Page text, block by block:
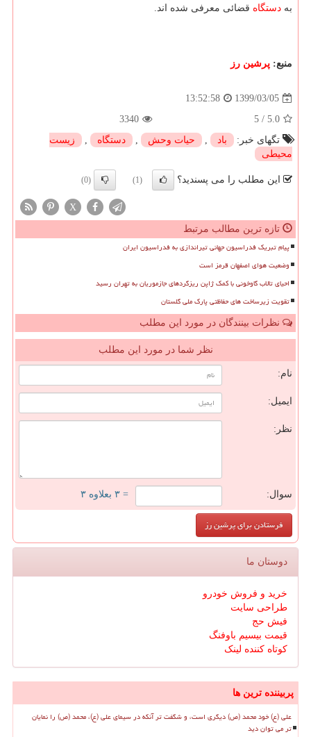
به دستگاه قضائی معرفی شده اند.
منبع: پرشین رز
1399/03/05
13:52:58
5.0
/
5
3340
تگهای خبر:
باد , حیات وحش , دستگاه ,
زیست
محیطی
این مطلب را می پسندید؟ (1)
(0)
X
تازه ترین مطالب مرتبط
پیام تبریک فدراسیون جهانی تیراندازی به فدراسیون ایران
وضعیت هوای اصفهان قرمز است
احیای تالاب گاوخونی با کمک ژاپن ریزگردهای جازموریان به تهران رسید
تقویت زیرساخت های حفاظتی پارک ملی گلستان
نظرات بینندگان در مورد این مطلب
نظر شما در مورد این مطلب
نام:
ایمیل:
نظر:
سوال: = ۳ بعلاوه ۳
دوستان ما
خرید و فروش خودرو
طراحی سایت
فیش حج
قیمت بیسیم باوفنگ
کوتاه کننده لینک
پربیننده ترین ها
علی (ع) خود محمد (ص) دیگری است، و شگفت تر آنکه در سیمای علی (ع)، محمد (ص) را نمایان
تر می توان دید